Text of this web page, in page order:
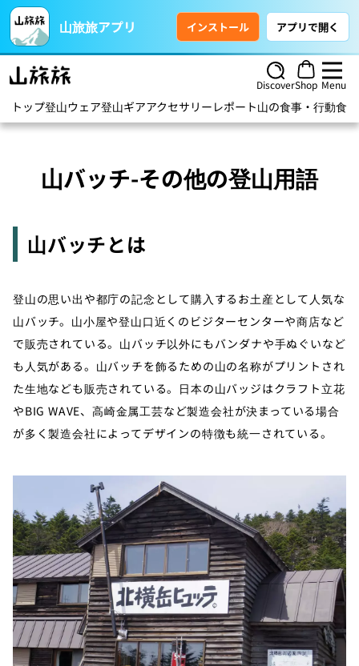
山旅旅アプリ インストール アプリで開く
DiscoverShop Menu
トップ登山ウェア登山ギアアクセサリー レポート山の食事・行動食
山バッチ-その他の登山用語
山バッチとは
登山の思い出や都庁の記念として購入するお土産として人気な
山バッチ。山小屋や登山口近くのビジターセンターや商店など
で販売されている。山バッチ以外にもバンダナや手ぬぐいなど
も人気がある。山バッチを飾るための山の名称がプリントされ
た生地なども販売されている。日本の山バッジはクラフト立花
やBIG WAVE、高崎金属工芸など製造会社が決まっている場合
が多く製造会社によってデザインの特徴も統一されている。